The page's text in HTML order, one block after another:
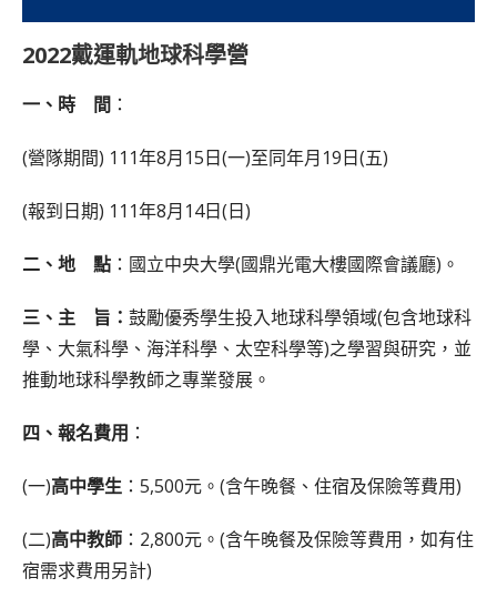
2022戴運軌地球科學營
一、時 間 ：
(營隊期間) 111年8月15日(一)至同年月19日(五)
(報到日期) 111年8月14日(日)
二、地 點 ：國立中央大學(國鼎光電大樓國際會議廳)。
三、主 旨： 鼓勵優秀學生投入地球科學領域(包含地球科
學、大氣科學、海洋科學、太空科學等)之學習與研究，並
推動地球科學教師之專業發展。
四、報名費用 ：
(一)高中學生 ：5,500元。(含午晚餐、住宿及保險等費用)
(二)高中教師 ：2,800元。(含午晚餐及保險等費用，如有住
宿需求費用另計)